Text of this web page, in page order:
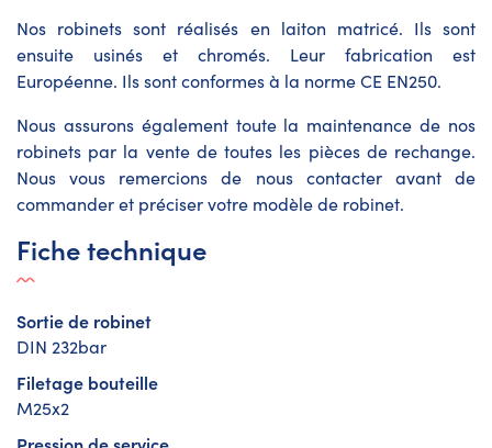
Nos robinets sont réalisés en laiton matricé. Ils sont
ensuite usinés et chromés. Leur fabrication est
Européenne. Ils sont conformes à la norme CE EN250.
Nous assurons également toute la maintenance de nos
robinets par la vente de toutes les pièces de rechange.
Nous vous remercions de nous contacter avant de
commander et préciser votre modèle de robinet.
Fiche technique
Sortie de robinet
DIN 232bar
Filetage bouteille
M25x2